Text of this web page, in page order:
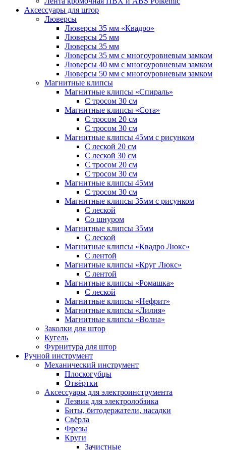
Аксессуары для штор
Люверсы
Люверсы 35 мм «Квадро»
Люверсы 25 мм
Люверсы 35 мм
Люверсы 35 мм с многоуровневым замком
Люверсы 40 мм с многоуровневым замком
Люверсы 50 мм с многоуровневым замком
Магнитные клипсы
Магнитные клипсы «Спираль»
С тросом 30 см
Магнитные клипсы «Сота»
С тросом 20 см
С тросом 30 см
Магнитные клипсы 45мм с рисунком
С леской 20 см
С леской 30 см
С тросом 20 см
С тросом 30 см
Магнитные клипсы 45мм
С тросом 30 см
Магнитные клипсы 35мм с рисунком
С леской
Со шнуром
Магнитные клипсы 35мм
С леской
Магнитные клипсы «Квадро Люкс»
С лентой
Магнитные клипсы «Круг Люкс»
С лентой
Магнитные клипсы «Ромашка»
С леской
Магнитные клипсы «Нефрит»
Магнитные клипсы «Лилия»
Магнитные клипсы «Волна»
Заколки для штор
Кугель
Фурнитура для штор
Ручной инструмент
Механический инструмент
Плоскогубцы
Отвёртки
Аксессуары для электроинструмента
Лезвия для электролобзика
Биты, битодержатели, насадки
Свёрла
Фрезы
Круги
Зачистные